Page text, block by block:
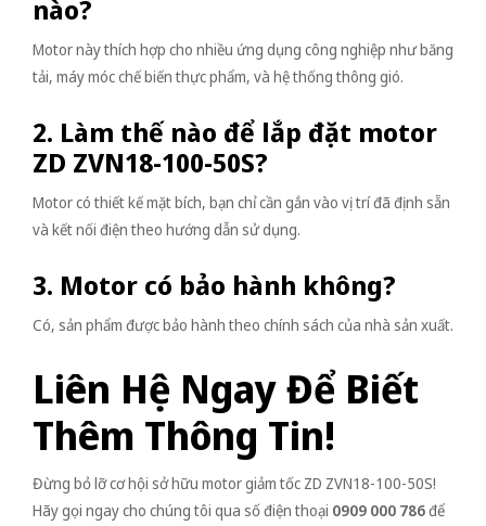
nào?
Motor này thích hợp cho nhiều ứng dụng công nghiệp như băng
tải, máy móc chế biến thực phẩm, và hệ thống thông gió.
2. Làm thế nào để lắp đặt motor
ZD ZVN18-100-50S?
Motor có thiết kế mặt bích, bạn chỉ cần gắn vào vị trí đã định sẵn
và kết nối điện theo hướng dẫn sử dụng.
3. Motor có bảo hành không?
Có, sản phẩm được bảo hành theo chính sách của nhà sản xuất.
Liên Hệ Ngay Để Biết
Thêm Thông Tin!
Đừng bỏ lỡ cơ hội sở hữu motor giảm tốc ZD ZVN18-100-50S!
Hãy gọi ngay cho chúng tôi qua số điện thoại 0909 000 786để